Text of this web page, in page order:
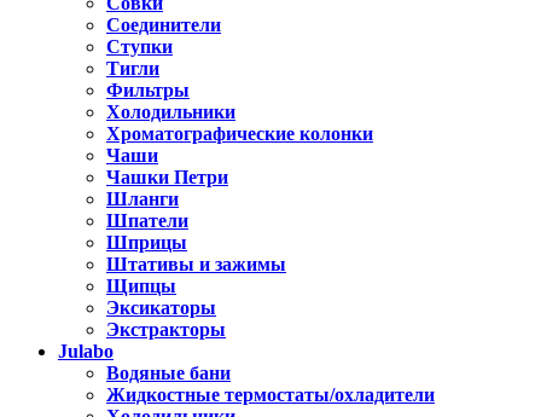
Соединители
Ступки
Тигли
Фильтры
Холодильники
Хроматографические колонки
Чаши
Чашки Петри
Шланги
Шпатели
Шприцы
Штативы и зажимы
Щипцы
Эксикаторы
Экстракторы
Julabo
Водяные бани
Жидкостные термостаты/охладители